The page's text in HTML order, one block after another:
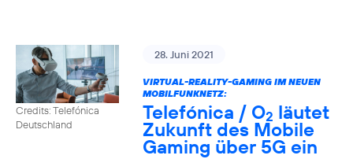
Credits: Telefónica
Deutschland
28. Juni 2021
VIRTUAL-REALITY-GAMING IM NEUEN
MOBILFUNKNETZ:
Telefónica / O2 läutet
Zukunft des Mobile
Gaming über 5G ein